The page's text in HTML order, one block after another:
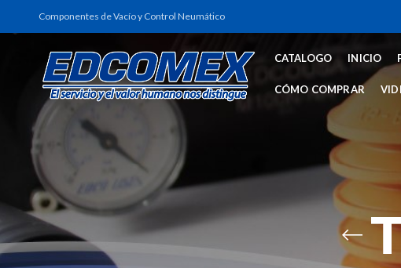
Componentes de Vacío y Control Neumático
CATALOGO INICIO
CÓMO COMPRAR